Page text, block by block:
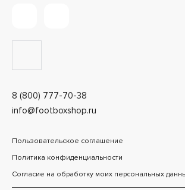
8 (800) 777-70-38
info@footboxshop.ru
Пользовательское соглашение
Политика конфиденциальности
Согласие на обработку моих персональных